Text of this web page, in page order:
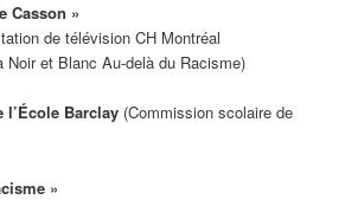
Casson »
de télévision CH Montréal
Noir et Blanc Au-delà du Racisme)
l’École Barclay(Commission scolaire de
»